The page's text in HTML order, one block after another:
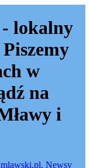
lokalny
w
na
i